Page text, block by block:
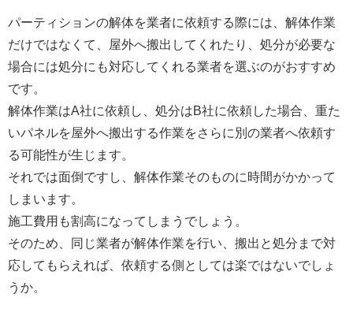
パーティションの解体を業者に依頼する際には、解体作業
だけではなくて、屋外へ搬出してくれたり、処分が必要な
場合には処分にも対応してくれる業者を選ぶのがおすすめ
です。
解体作業はA社に依頼し、処分はB社に依頼した場合、重た
いパネルを屋外へ搬出する作業をさらに別の業者へ依頼す
る可能性が生じます。
それでは面倒ですし、解体作業そのものに時間がかかって
しまいます。
施工費用も割高になってしまうでしょう。
そのため、同じ業者が解体作業を行い、搬出と処分まで対
応してもらえれば、依頼する側としては楽ではないでしょ
うか。